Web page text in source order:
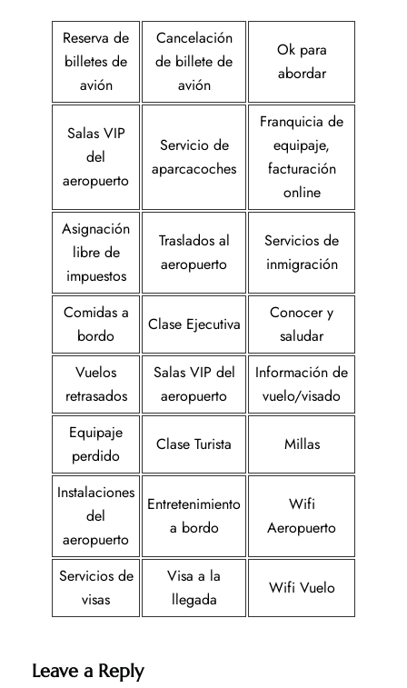
Reserva de
billetes de
avión
Cancelación
de billete de
avión
Ok para
abordar
Salas VIP
del
aeropuerto
Servicio de
aparcacoches
Franquicia de
equipaje,
facturación
online
Asignación
libre de
impuestos
Traslados al
aeropuerto
Servicios de
inmigración
Comidas a
bordo
Clase Ejecutiva
Conocer y
saludar
Vuelos
retrasados
Salas VIP del
aeropuerto
Información de
vuelo/visado
Equipaje
perdido
Clase Turista Millas
Instalaciones
del
aeropuerto
Entretenimiento
a bordo
Wifi
Aeropuerto
Servicios de
visas
Visa a la
llegada
Wifi Vuelo
Leave a Reply